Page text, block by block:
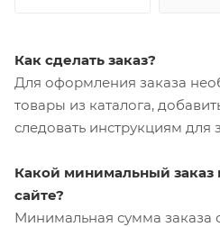
Как сделать заказ?
Для оформления заказа
товары из каталога,
следовать инструкциям
Какой минимальный заказ
сайте?
Минимальная сумма заказа